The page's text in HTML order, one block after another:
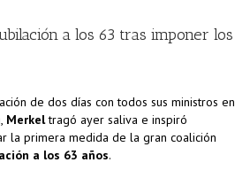
a los 63 tras imponer los
de dos días con todos sus ministros en
Merkeltragó ayer saliva e inspiró
la primera medida de la gran coalición
a los 63 años.